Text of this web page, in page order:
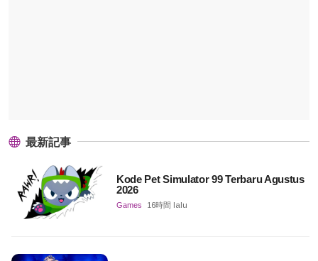
最新記事
Kode Pet Simulator 99 Terbaru Agustus
2026
Games 16時間 lalu